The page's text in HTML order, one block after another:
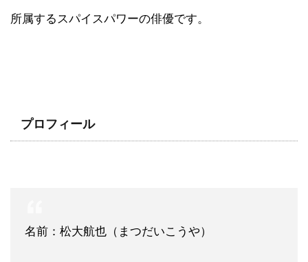
所属するスパイスパワーの俳優です。
プロフィール
名前：松大航也（まつだいこうや）